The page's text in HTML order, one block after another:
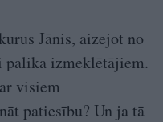
Jānis, aizejot no
palika izmeklētājiem.
visiem
patiesību? Un ja tā